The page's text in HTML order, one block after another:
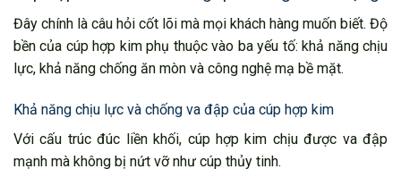
Đây chính là câu hỏi cốt lõi mà mọi khách hàng muốn biết. Độ
bền của cúp hợp kim phụ thuộc vào ba yếu tố: khả năng chịu
lực, khả năng chống ăn mòn và công nghệ mạ bề mặt.
Khả năng chịu lực và chống va đập của cúp hợp kim
Với cấu trúc đúc liền khối, cúp hợp kim chịu được va đập
mạnh mà không bị nứt vỡ như cúp thủy tinh.